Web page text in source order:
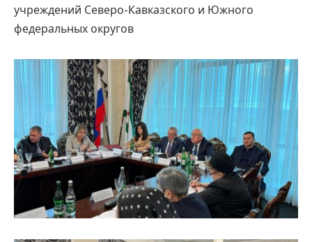
учреждений Северо-Кавказского и Южного
федеральных округов